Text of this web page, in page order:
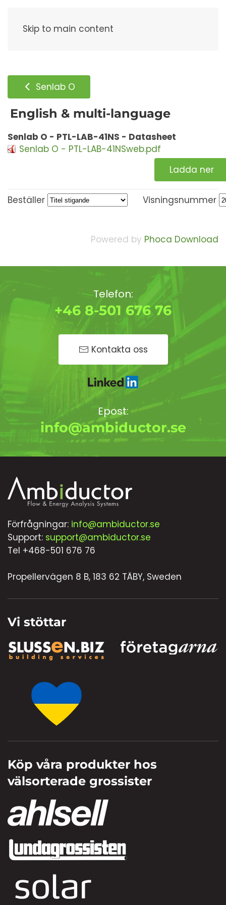
Skip to main content
Senlab O
English & multi-language
Senlab O - PTL-LAB-41NS - Datasheet
Senlab O - PTL-LAB-41NSweb.pdf
Ladda ner
Beställer Visningsnummer
Powered by Phoca Download
Telefon:
+46 8-501 676 76
Kontakta oss
Epost:
info@ambiductor.se
Förfrågningar: info@ambiductor.se
Support: support@ambiductor.se
Tel +468-501 676 76
Propellervägen 8 B, 183 62 TÄBY, Sweden
Vi stöttar
Köp våra produkter hos
välsorterade grossister